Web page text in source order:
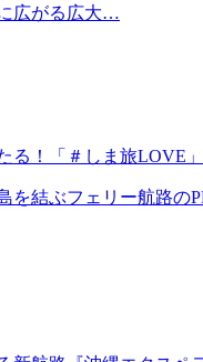
広がる広大…
る！「＃しま旅LOVE
を結ぶフェリー航路の